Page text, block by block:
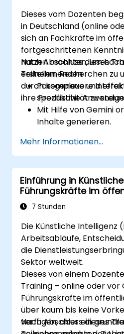
Dieses vom Dozenten
in Deutschland (online
sich an Fachkräfte im
fortgeschrittenen
nutzen möchten, um
erstellen, Recherchen zu
durch komplexere
ihre Produktivität zu
Nach Abschluss dieses
Teilnehmenden:
Passgenaue und
spezifische
Mit Hilfe von Gemini
Inhalte generieren.
zusammenfassen
Gemini effizient zum
Planung und zur
einsetzen.
Mehr Informationen...
Einführung in
Führungskräfte im
7 Stunden
Die Künstliche Intelligenz
Arbeitsabläufe,
die
Sektor weltweit.
Dieses von einem
Training – online oder
Führungskräfte im
über kaum bis keine
verfügen, aber ein
Nach Abschluss dieses